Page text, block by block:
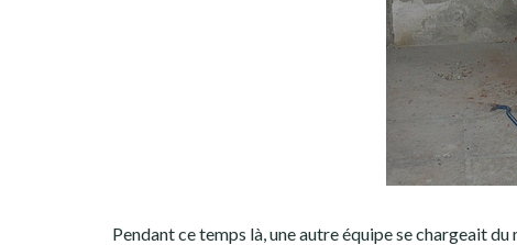
Pendant ce temps là, une autre équipe se chargeait